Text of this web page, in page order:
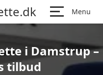
Menu
i Damstrup –
tilbud